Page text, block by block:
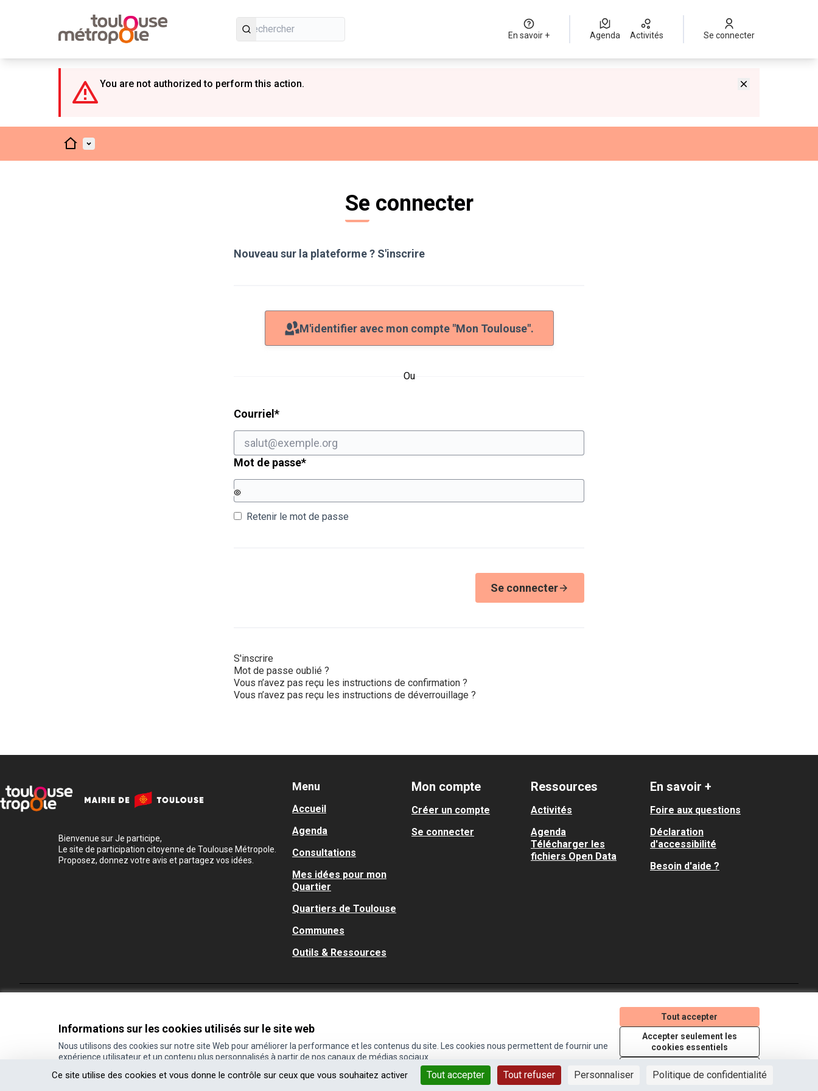
Ce site utilise des cookies et vous donne le contrôle sur ceux que vous souhaitez activer Tout accepter Tout refuser Personnaliser Politique de confidentialité
Informations sur les cookies utilisés sur le site web
Nous utilisons des cookies sur notre site Web pour améliorer la performance et les contenus du site. Les cookies nous permettent de fournir une
expérience utilisateur et un contenu plus personnalisés à partir de nos canaux de médias sociaux.
Tout accepter
Accepter seulement les
cookies essentiels
En savoir + Agenda Activités Se connecter
You are not authorized to perform this action.
AccueilMenu principal
Se connecter
Nouveau sur la plateforme ? S'inscrire
M'identifier avec mon compte "Mon Toulouse".
Ou
Courriel *Champ obligatoire
Mot de passe*Champ obligatoire
Retenir le mot de passe
Se connecter
S'inscrire
Mot de passe oublié ?
Vous n’avez pas reçu les instructions de confirmation ?
Vous n’avez pas reçu les instructions de déverrouillage ?
Bienvenue sur Je participe,
Le site de participation citoyenne de Toulouse Métropole.
Proposez, donnez votre avis et partagez vos idées.
Menu
Accueil
Agenda
Consultations
Mes idées pour mon
Quartier
Quartiers de Toulouse
Communes
Outils & Ressources
Mon compte
Créer un compte
Se connecter
Ressources
Activités
Agenda
Télécharger les
fichiers Open Data
En savoir +
Foire aux questions
Déclaration
d'accessibilité
Besoin d'aide ?
(Lien externe)
(Lien externe)
(Lien externe)
(Lien externe)
Site réalisé grâce aulogiciel libre Decidim
(Lien externe)
.
Licence Creative
(Lien externe)